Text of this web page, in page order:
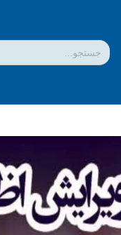
جستجو
برای:
دکمه جستجو